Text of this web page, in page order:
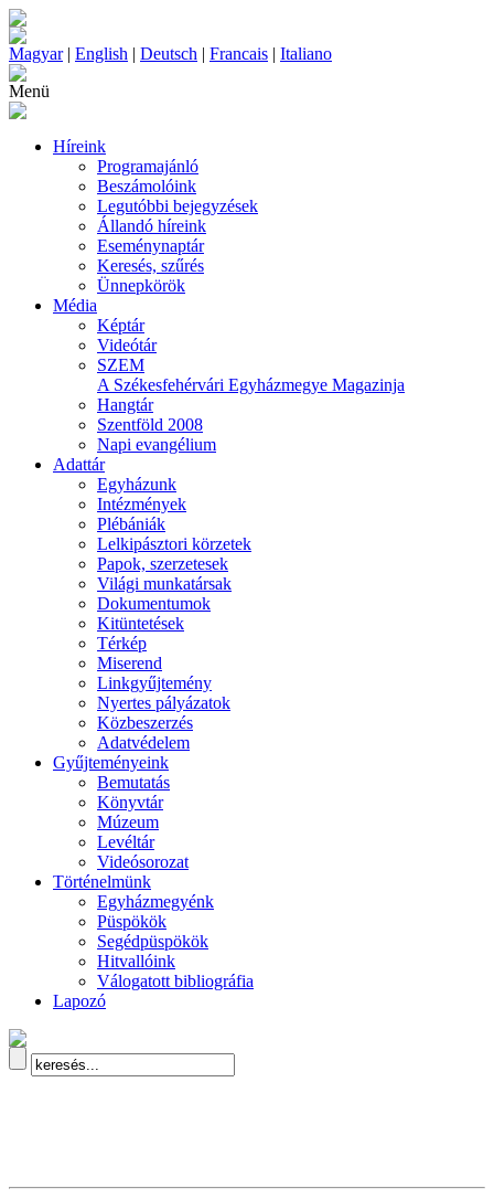
Magyar| English | Deutsch | Francais | Italiano
Menü
Híreink
Programajánló
Beszámolóink
Legutóbbi bejegyzések
Állandó híreink
Eseménynaptár
Keresés, szűrés
Ünnepkörök
Média
Képtár
Videótár
SZEM
A Székesfehérvári Egyházmegye Magazinja
Hangtár
Szentföld 2008
Napi evangélium
Adattár
Egyházunk
Intézmények
Plébániák
Lelkipásztori körzetek
Papok, szerzetesek
Világi munkatársak
Dokumentumok
Kitüntetések
Térkép
Miserend
Linkgyűjtemény
Nyertes pályázatok
Közbeszerzés
Adatvédelem
Gyűjteményeink
Bemutatás
Könyvtár
Múzeum
Levéltár
Videósorozat
Történelmünk
Egyházmegyénk
Püspökök
Segédpüspökök
Hitvallóink
Válogatott bibliográfia
Lapozó